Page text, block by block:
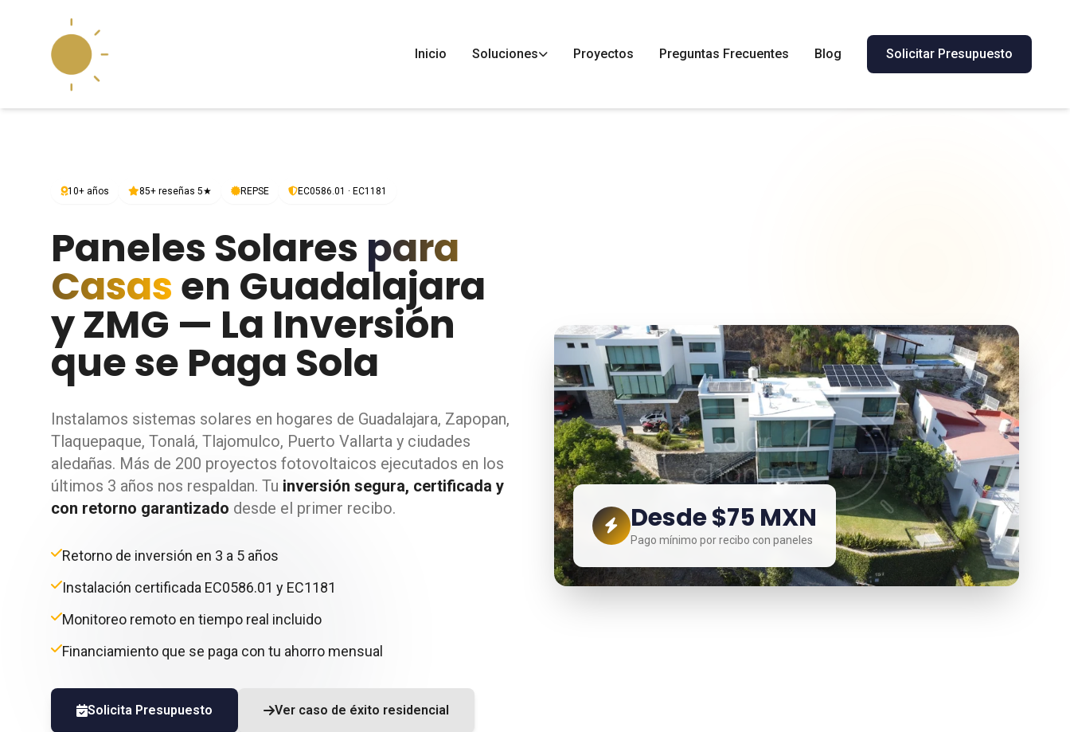
Inicio Soluciones Proyectos Preguntas Frecuentes Blog Solicitar Presupuesto
10+ años 85+ reseñas 5★ REPSE EC0586.01 · EC1181
Paneles Solares para
Casasen Guadalajara
y ZMG — La Inversión
que se Paga Sola
Instalamos sistemas solares en hogares de Guadalajara, Zapopan,
Tlaquepaque, Tonalá, Tlajomulco, Puerto Vallarta y ciudades
aledañas. Más de 200 proyectos fotovoltaicos ejecutados en los
últimos 3 años nos respaldan. Tu inversión segura, certificada y
con retorno garantizado desde el primer recibo.
Retorno de inversión en 3 a 5 años
Instalación certificada EC0586.01 y EC1181
Monitoreo remoto en tiempo real incluido
Financiamiento que se paga con tu ahorro mensual
Solicita Presupuesto Ver caso de éxito residencial
Desde $75 MXN
Pago mínimo por recibo con paneles